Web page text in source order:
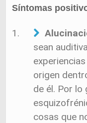
Síntomas
sean
origen
de él. Por lo
cosas que